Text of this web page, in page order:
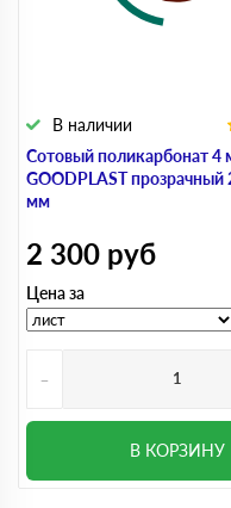
Сотовый поликарбонат 4
GOODPLAST прозрачный
мм
В наличии
2 300 руб
Цена за
-
В КОРЗИНУ